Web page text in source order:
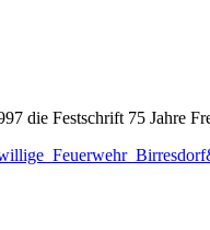
die Festschrift 75 Jahre